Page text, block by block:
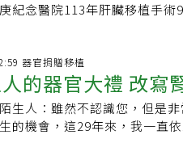
紀念醫院113年肝臟移植手
臟移植的成人以末期肝硬化、急性肝衰
兒童多因膽道閉鎖或代謝性
過長，病情惡化而錯失治癒契機。 高雄長庚
的道路，以分肝移植技術將一
植給兒童或體型較小患者，
器官捐贈移植
的器官大禮 改寫
陌生人：雖然不認識您，但是
的機會，這29年來，我一直